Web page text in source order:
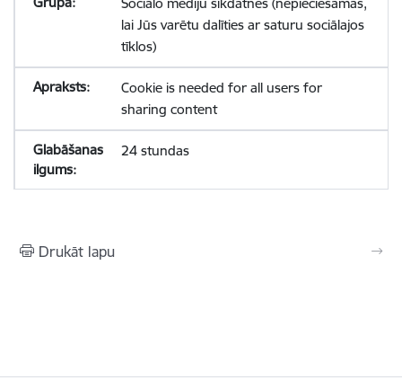
lai Jūs varētu dalīties ar saturu sociālajos
tīklos)
Cookie is needed for all users for
sharing content
24 stundas
Drukāt lapu